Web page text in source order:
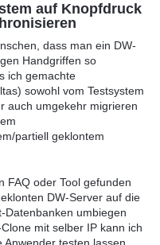
auf Knopfdruck
dass man ein DW-
Handgriffen so
ich gemachte
sowohl vom Testsystem
auch umgekehr migrieren
partiell geklontem
FAQ oder Tool gefunden
DW-Server auf die
Datenbanken umbiegen
mit selber IP kann ich
testen lassen,